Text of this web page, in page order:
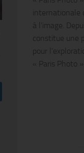
internationale
à l’image.
constitue une
pour
« Paris Photo »...